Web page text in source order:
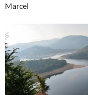
Marcel